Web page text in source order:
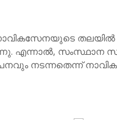
തലയില്‍
എന്നാല്‍, സംസ്ഥാന
നടന്നതെന്ന്